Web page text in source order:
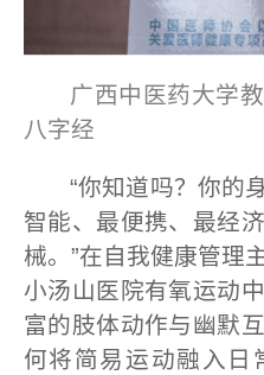
广西中医药大学
八字经
“你知道吗？你的
智能、最便携、最经
械。”在自我健康管理
小汤山医院有氧运动
富的肢体动作与幽默
何将简易运动融入日